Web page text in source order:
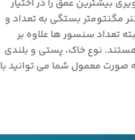
بیشترین عمق را در اختیار
مگنتومتر بستگی به تعداد و
تعداد سنسور ها علاوه بر
هستند. نوع خاک، پستی و بلندی
صورت معمول شما می توانید با